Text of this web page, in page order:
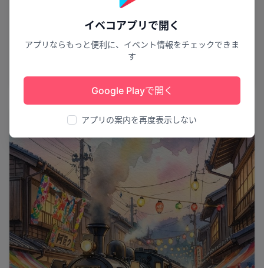
イベコアプリで開く
アプリならもっと便利に、イベント情報をチェックできま
す
Google Playで開く
アプリの案内を再度表示しない
みんなが笑顔の夏
第50回糸魚川おまんた祭り
糸魚川市 1